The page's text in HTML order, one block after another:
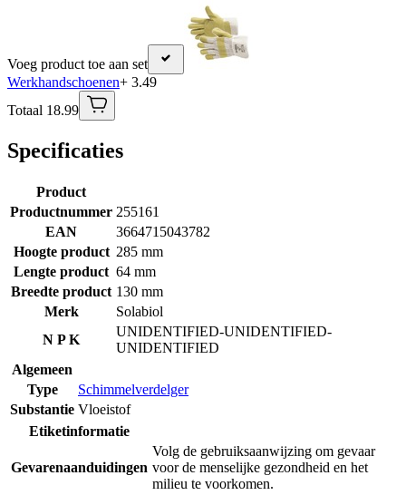
Voeg product toe aan set
Werkhandschoenen+ 3.49
Totaal 18.99
Specificaties
Product
Productnummer 255161
EAN
3664715043782
Hoogte product 285 mm
Lengte product 64 mm
Breedte product 130 mm
Merk
Solabiol
N P K
UNIDENTIFIED-UNIDENTIFIED-
UNIDENTIFIED
Algemeen
Type
Schimmelverdelger
Substantie Vloeistof
Etiketinformatie
Gevarenaanduidingen
Volg de gebruiksaanwijzing om gevaar
voor de menselijke gezondheid en het
milieu te voorkomen.